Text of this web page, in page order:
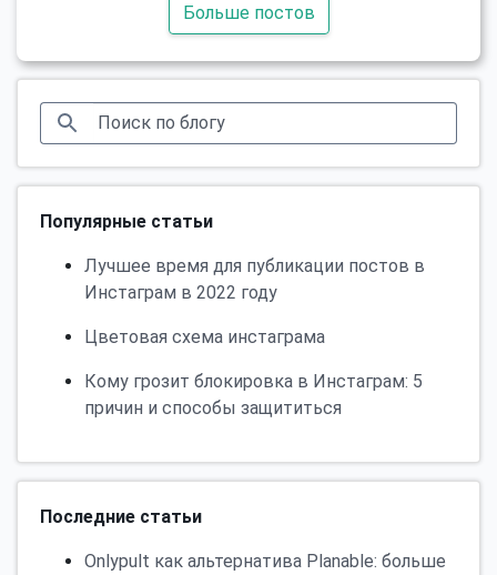
Больше постов
Популярные статьи
Лучшее время для публикации постов в
Инстаграм в 2022 году
Цветовая схема инстаграма
Кому грозит блокировка в Инстаграм: 5
причин и способы защититься
Последние статьи
Onlypult как альтернатива Planable: больше